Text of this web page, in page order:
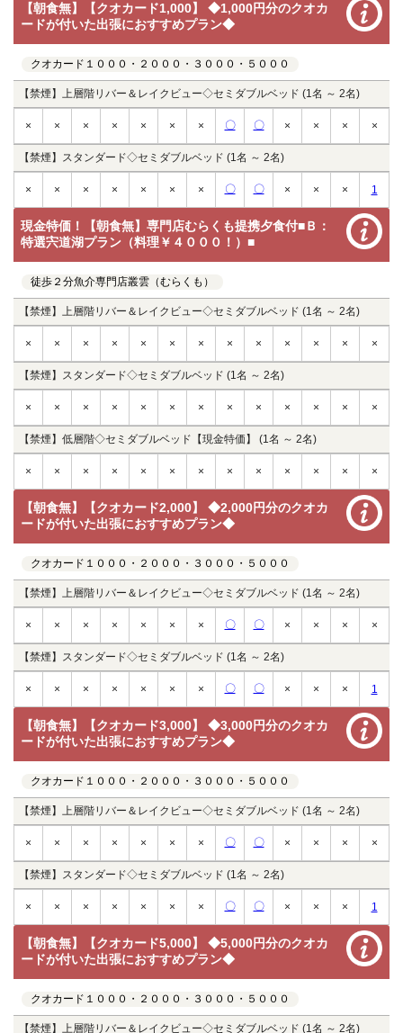
【朝食無】【クオカード1,000】 ◆1,000円分のクオカ
ードが付いた出張におすすめプラン◆
クオカード１０００・２０００・３０００・５０００
【禁煙】上層階リバー＆レイクビュー◇セミダブルベッド (1名 ～ 2名)
× × × × × × × 〇 〇 × × × ×
【禁煙】スタンダード◇セミダブルベッド (1名 ～ 2名)
× × × × × × × 〇 〇 × × × 1
現金特価！【朝食無】専門店むらくも提携夕食付■Ｂ：
特選宍道湖プラン（料理￥４０００！）■
徒歩２分魚介専門店叢雲（むらくも）
【禁煙】上層階リバー＆レイクビュー◇セミダブルベッド (1名 ～ 2名)
× × × × × × × × × × × × ×
【禁煙】スタンダード◇セミダブルベッド (1名 ～ 2名)
× × × × × × × × × × × × ×
【禁煙】低層階◇セミダブルベッド【現金特価】 (1名 ～ 2名)
× × × × × × × × × × × × ×
【朝食無】【クオカード2,000】 ◆2,000円分のクオカ
ードが付いた出張におすすめプラン◆
クオカード１０００・２０００・３０００・５０００
【禁煙】上層階リバー＆レイクビュー◇セミダブルベッド (1名 ～ 2名)
× × × × × × × 〇 〇 × × × ×
【禁煙】スタンダード◇セミダブルベッド (1名 ～ 2名)
× × × × × × × 〇 〇 × × × 1
【朝食無】【クオカード3,000】 ◆3,000円分のクオカ
ードが付いた出張におすすめプラン◆
クオカード１０００・２０００・３０００・５０００
【禁煙】上層階リバー＆レイクビュー◇セミダブルベッド (1名 ～ 2名)
× × × × × × × 〇 〇 × × × ×
【禁煙】スタンダード◇セミダブルベッド (1名 ～ 2名)
× × × × × × × 〇 〇 × × × 1
【朝食無】【クオカード5,000】 ◆5,000円分のクオカ
ードが付いた出張におすすめプラン◆
クオカード１０００・２０００・３０００・５０００
【禁煙】上層階リバー＆レイクビュー◇セミダブルベッド (1名 ～ 2名)